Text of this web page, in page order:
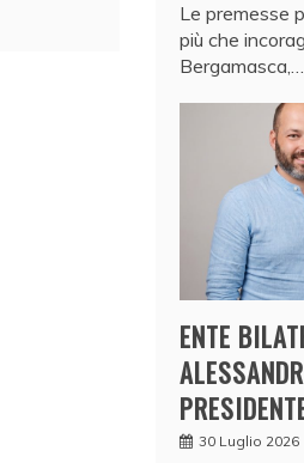
Le premesse
più che
Bergamasca,…
ENTE
30 Luglio 2026